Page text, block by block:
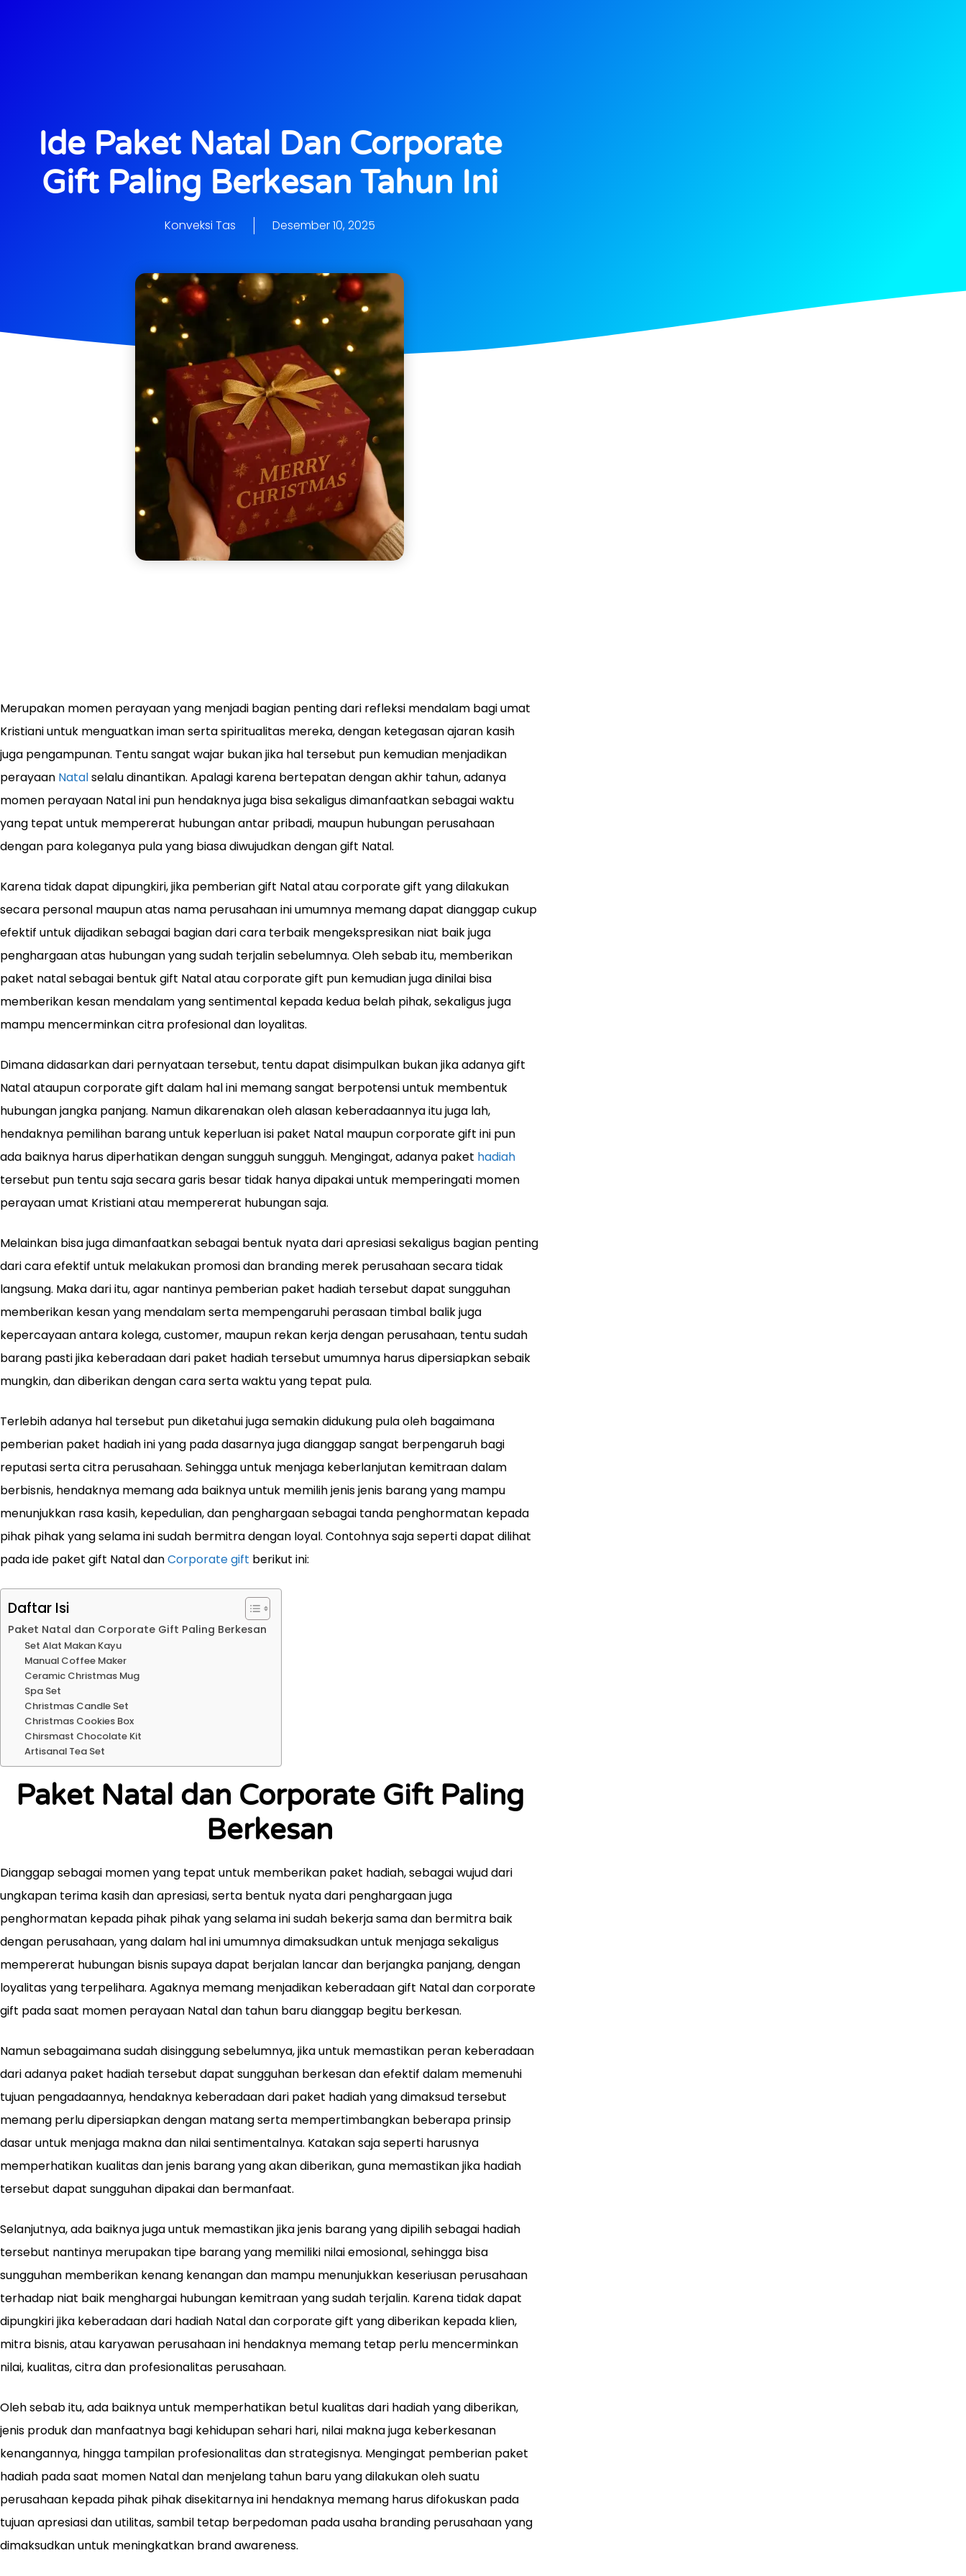
Ide Paket Natal Dan Corporate
Gift Paling Berkesan Tahun Ini
Konveksi Tas Desember 10, 2025
Merupakan momen perayaan yang menjadi bagian penting dari refleksi mendalam bagi umat
Kristiani untuk menguatkan iman serta spiritualitas mereka, dengan ketegasan ajaran kasih
juga pengampunan. Tentu sangat wajar bukan jika hal tersebut pun kemudian menjadikan
perayaan Natalselalu dinantikan. Apalagi karena bertepatan dengan akhir tahun, adanya
momen perayaan Natal ini pun hendaknya juga bisa sekaligus dimanfaatkan sebagai waktu
yang tepat untuk mempererat hubungan antar pribadi, maupun hubungan perusahaan
dengan para koleganya pula yang biasa diwujudkan dengan gift Natal.
Karena tidak dapat dipungkiri, jika pemberian gift Natal atau corporate gift yang dilakukan
secara personal maupun atas nama perusahaan ini umumnya memang dapat dianggap cukup
efektif untuk dijadikan sebagai bagian dari cara terbaik mengekspresikan niat baik juga
penghargaan atas hubungan yang sudah terjalin sebelumnya. Oleh sebab itu, memberikan
paket natal sebagai bentuk gift Natal atau corporate gift pun kemudian juga dinilai bisa
memberikan kesan mendalam yang sentimental kepada kedua belah pihak, sekaligus juga
mampu mencerminkan citra profesional dan loyalitas.
Dimana didasarkan dari pernyataan tersebut, tentu dapat disimpulkan bukan jika adanya gift
Natal ataupun corporate gift dalam hal ini memang sangat berpotensi untuk membentuk
hubungan jangka panjang. Namun dikarenakan oleh alasan keberadaannya itu juga lah,
hendaknya pemilihan barang untuk keperluan isi paket Natal maupun corporate gift ini pun
ada baiknya harus diperhatikan dengan sungguh sungguh. Mengingat, adanya paket hadiah
tersebut pun tentu saja secara garis besar tidak hanya dipakai untuk memperingati momen
perayaan umat Kristiani atau mempererat hubungan saja.
Melainkan bisa juga dimanfaatkan sebagai bentuk nyata dari apresiasi sekaligus bagian penting
dari cara efektif untuk melakukan promosi dan branding merek perusahaan secara tidak
langsung. Maka dari itu, agar nantinya pemberian paket hadiah tersebut dapat sungguhan
memberikan kesan yang mendalam serta mempengaruhi perasaan timbal balik juga
kepercayaan antara kolega, customer, maupun rekan kerja dengan perusahaan, tentu sudah
barang pasti jika keberadaan dari paket hadiah tersebut umumnya harus dipersiapkan sebaik
mungkin, dan diberikan dengan cara serta waktu yang tepat pula.
Terlebih adanya hal tersebut pun diketahui juga semakin didukung pula oleh bagaimana
pemberian paket hadiah ini yang pada dasarnya juga dianggap sangat berpengaruh bagi
reputasi serta citra perusahaan. Sehingga untuk menjaga keberlanjutan kemitraan dalam
berbisnis, hendaknya memang ada baiknya untuk memilih jenis jenis barang yang mampu
menunjukkan rasa kasih, kepedulian, dan penghargaan sebagai tanda penghormatan kepada
pihak pihak yang selama ini sudah bermitra dengan loyal. Contohnya saja seperti dapat dilihat
pada ide paket gift Natal danCorporate gift berikut ini:
Daftar Isi
Paket Natal dan Corporate Gift Paling Berkesan
Set Alat Makan Kayu
Manual Coffee Maker
Ceramic Christmas Mug
Spa Set
Christmas Candle Set
Christmas Cookies Box
Chirsmast Chocolate Kit
Artisanal Tea Set
Paket Natal dan Corporate Gift Paling
Berkesan
Dianggap sebagai momen yang tepat untuk memberikan paket hadiah, sebagai wujud dari
ungkapan terima kasih dan apresiasi, serta bentuk nyata dari penghargaan juga
penghormatan kepada pihak pihak yang selama ini sudah bekerja sama dan bermitra baik
dengan perusahaan, yang dalam hal ini umumnya dimaksudkan untuk menjaga sekaligus
mempererat hubungan bisnis supaya dapat berjalan lancar dan berjangka panjang, dengan
loyalitas yang terpelihara. Agaknya memang menjadikan keberadaan gift Natal dan corporate
gift pada saat momen perayaan Natal dan tahun baru dianggap begitu berkesan.
Namun sebagaimana sudah disinggung sebelumnya, jika untuk memastikan peran keberadaan
dari adanya paket hadiah tersebut dapat sungguhan berkesan dan efektif dalam memenuhi
tujuan pengadaannya, hendaknya keberadaan dari paket hadiah yang dimaksud tersebut
memang perlu dipersiapkan dengan matang serta mempertimbangkan beberapa prinsip
dasar untuk menjaga makna dan nilai sentimentalnya. Katakan saja seperti harusnya
memperhatikan kualitas dan jenis barang yang akan diberikan, guna memastikan jika hadiah
tersebut dapat sungguhan dipakai dan bermanfaat.
Selanjutnya, ada baiknya juga untuk memastikan jika jenis barang yang dipilih sebagai hadiah
tersebut nantinya merupakan tipe barang yang memiliki nilai emosional, sehingga bisa
sungguhan memberikan kenang kenangan dan mampu menunjukkan keseriusan perusahaan
terhadap niat baik menghargai hubungan kemitraan yang sudah terjalin. Karena tidak dapat
dipungkiri jika keberadaan dari hadiah Natal dan corporate gift yang diberikan kepada klien,
mitra bisnis, atau karyawan perusahaan ini hendaknya memang tetap perlu mencerminkan
nilai, kualitas, citra dan profesionalitas perusahaan.
Oleh sebab itu, ada baiknya untuk memperhatikan betul kualitas dari hadiah yang diberikan,
jenis produk dan manfaatnya bagi kehidupan sehari hari, nilai makna juga keberkesanan
kenangannya, hingga tampilan profesionalitas dan strategisnya. Mengingat pemberian paket
hadiah pada saat momen Natal dan menjelang tahun baru yang dilakukan oleh suatu
perusahaan kepada pihak pihak disekitarnya ini hendaknya memang harus difokuskan pada
tujuan apresiasi dan utilitas, sambil tetap berpedoman pada usaha branding perusahaan yang
dimaksudkan untuk meningkatkan brand awareness.